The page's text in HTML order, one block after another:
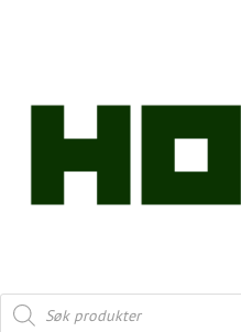
Products
search